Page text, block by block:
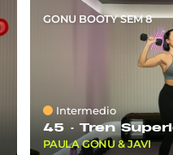
GONU BOOTY SEM 8
Intermedio
45 · Tren
PAULA GONU & JAVI